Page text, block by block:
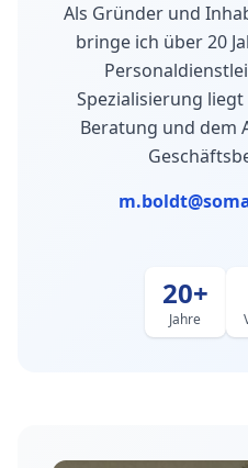
Als Gründer und
bringe ich über 20
Spezialisierung
Beratung und dem
20+
Jahre